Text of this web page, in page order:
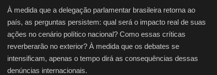
À medida que a delegação parlamentar brasileira retorna ao
país, as perguntas persistem: qual será o impacto real de suas
ações no cenário político nacional? Como essas críticas
reverberarão no exterior? À medida que os debates se
intensificam, apenas o tempo dirá as consequências dessas
denúncias internacionais.